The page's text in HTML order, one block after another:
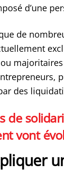
d’une
de
majoritaires
des
de
vont